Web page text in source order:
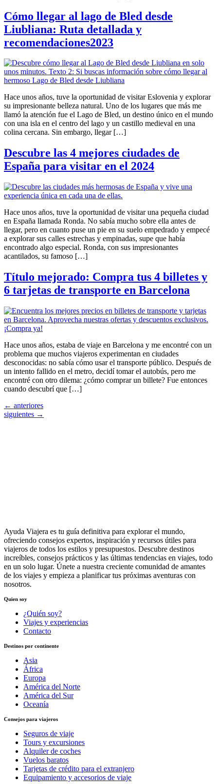
Cómo llegar al lago de Bled desde
Liubliana: Ruta detallada y
recomendaciones2023
Hace unos años, tuve la oportunidad de visitar Eslovenia y explorar
su impresionante belleza natural. Uno de los lugares que más me
llamó la atención fue el Lago de Bled, un destino único en el mundo
con una isla en el centro del lago y un castillo medieval en una
colina cercana. Sin embargo, llegar […]
Descubre las 4 mejores ciudades de
España para visitar en el 2024
Hace unos años, tuve la oportunidad de visitar una pequeña ciudad
en España llamada Ronda. No sabía mucho sobre ella antes de
llegar, pero en cuanto puse un pie en su suelo empedrado y empecé
a explorar sus calles estrechas y empinadas, supe que había
encontrado algo especial. Ronda, con sus impresionantes
acantilados, su famoso […]
Título mejorado: Compra tus 4 billetes y
6 tarjetas de transporte en Barcelona
Hace unos años, estaba de viaje en Barcelona y me encontré con un
problema que muchos viajeros experimentan en ciudades
desconocidas: no sabía cómo usar el transporte público. Después de
un intento fallido en el metro, decidí tomar el autobús, pero me
encontré con otro dilema: ¿cómo comprar un billete? Fue entonces
cuando descubrí que […]
← anteriores
siguientes →
Ayuda Viajera es tu guía definitiva para explorar el mundo,
ofreciendo consejos expertos, inspiración y recursos útiles para
viajeros de todos los estilos y presupuestos. Descubre destinos
increíbles, consejos prácticos y las últimas tendencias en viajes, todo
en un solo lugar. Únete a nuestra creciente comunidad de amantes
de los viajes y empieza a planificar tus próximas aventuras con
nosotros.
Quien soy
¿Quién soy?
Viajes y experiencias
Contacto
Destinos por continente
Asia
África
Europa
América del Norte
América del Sur
Oceanía
Consejos para viajeros
Seguros de viaje
Tours y excursiones
Alquiler de coches
Vuelos baratos
Tarjetas de crédito para el extranjero
Equipamiento y accesorios de viaje